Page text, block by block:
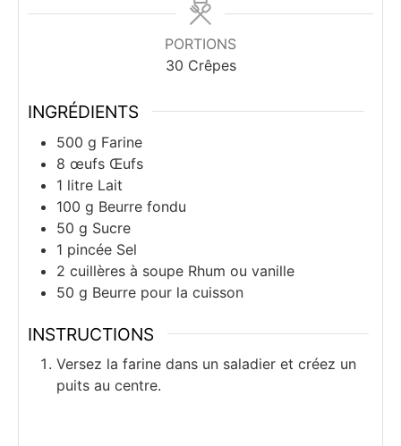
PORTIONS
30 Crêpes
INGRÉDIENTS
500 g Farine
8 œufs Œufs
1 litre Lait
100 g Beurre fondu
50 g Sucre
1 pincée Sel
2 cuillères à soupe Rhum ou vanille
50 g Beurre pour la cuisson
INSTRUCTIONS
Versez la farine dans un saladier et créez un
puits au centre.